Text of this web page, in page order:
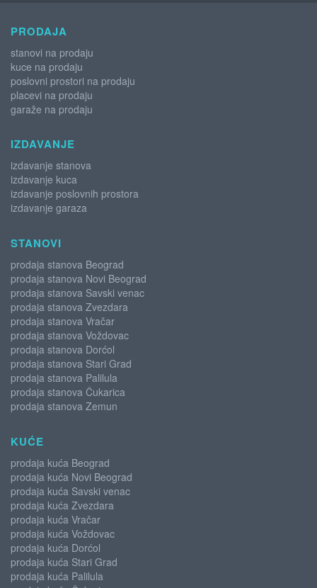
PRODAJA
stanovi na prodaju
kuce na prodaju
poslovni prostori na prodaju
placevi na prodaju
garaže na prodaju
IZDAVANJE
izdavanje stanova
izdavanje kuca
izdavanje poslovnih prostora
izdavanje garaza
STANOVI
prodaja stanova Beograd
prodaja stanova Novi Beograd
prodaja stanova Savski venac
prodaja stanova Zvezdara
prodaja stanova Vračar
prodaja stanova Voždovac
prodaja stanova Dorćol
prodaja stanova Stari Grad
prodaja stanova Palilula
prodaja stanova Čukarica
prodaja stanova Zemun
KUĆE
prodaja kuća Beograd
prodaja kuća Novi Beograd
prodaja kuća Savski venac
prodaja kuća Zvezdara
prodaja kuća Vračar
prodaja kuća Voždovac
prodaja kuća Dorćol
prodaja kuća Stari Grad
prodaja kuća Palilula